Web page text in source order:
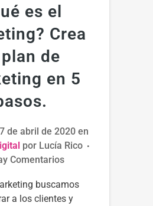
es el
Crea
de
en 5
de abril de 2020 en
por Lucía Rico
Comentarios
buscamos
a los clientes y